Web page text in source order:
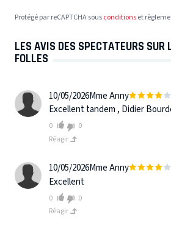
Protégé par reCAPTCHA sousconditionset
LES AVIS DES SPECTATEURS SUR
FOLLES
10/05/2026Mme Anny
Excellent tandem , Didier
0
0
Réagir
10/05/2026Mme Anny
Excellent
0
0
Réagir